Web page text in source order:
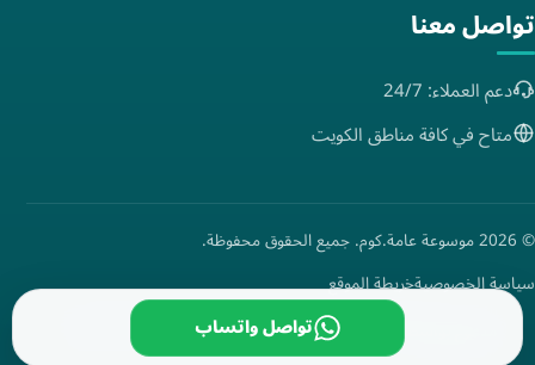
تواصل معنا
دعم العملاء: 24/7
متاح في كافة مناطق الكويت
© 2026 موسوعة عامة.كوم. جميع الحقوق محفوظة.
سياسة الخصوصيةخريطة الموقع
مدعوم بواسطة EST Solutions
تواصل واتساب